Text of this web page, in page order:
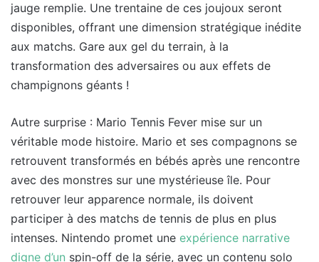
jauge remplie. Une trentaine de ces joujoux seront
disponibles, offrant une dimension stratégique inédite
aux matchs. Gare aux gel du terrain, à la
transformation des adversaires ou aux effets de
champignons géants !
Autre surprise : Mario Tennis Fever mise sur un
véritable mode histoire. Mario et ses compagnons se
retrouvent transformés en bébés après une rencontre
avec des monstres sur une mystérieuse île. Pour
retrouver leur apparence normale, ils doivent
participer à des matchs de tennis de plus en plus
intenses. Nintendo promet une expérience narrative
digne d’un spin-off de la série, avec un contenu solo